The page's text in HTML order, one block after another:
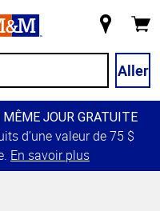
magasin
Aller
JOUR GRATUITE
d’une valeur de 75 $
En savoir plus